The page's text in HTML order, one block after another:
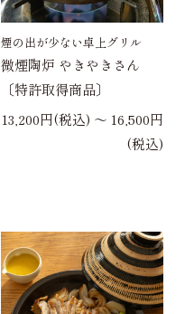
煙の出が少ない卓上グリル
微煙陶炉 やきやきさん
〔特許取得商品〕
13,200円(税込) 〜 16,500円
(税込)